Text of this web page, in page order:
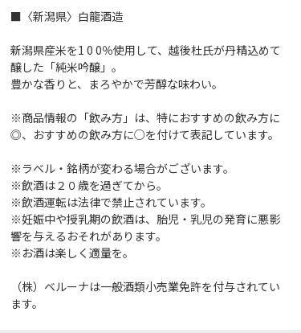
■〈新潟県〉白龍酒造
新潟県産米を1 0 0％使用して、越後杜氏が丹精込めて
醸した「純米吟醸」。
豊かな香りと、まろやかで芳醇な味わい。
※商品情報の「飲み方」は、特におすすめの飲み方に
◎、おすすめの飲み方に○を付けて表記しています。
※ラベル・銘柄が変わる場合がございます。
※飲酒は２０歳を過ぎてから。
※飲酒運転は法律で禁止されています。
※妊娠中や授乳期の飲酒は、胎児・乳児の発育に悪影
響を与えるおそれがあります。
※お酒は楽しく適量を。
（株）ベルーナは一般酒類小売業免許を付与されてい
ます。